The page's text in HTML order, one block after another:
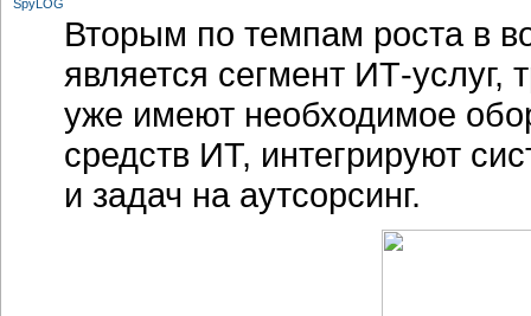
Вторым по темпам роста в
является сегмент ИТ-
уже имеют необходимое
средств ИТ, интегрируют
и задач на аутсорсинг.